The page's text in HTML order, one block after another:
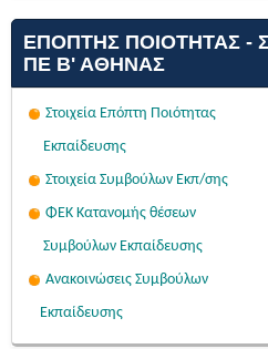
ΕΠΌΠΤΗΣ ΠΟΙΌΤΗΤΑΣ -
ΠΕ Β' ΑΘΉΝΑΣ
Στοιχεία Επόπτη Ποιότητας
Εκπαίδευσης
Στοιχεία Συμβούλων Εκπ/σης
ΦΕΚ Κατανομής θέσεων
Συμβούλων Εκπαίδευσης
Ανακοινώσεις Συμβούλων
Εκπαίδευσης